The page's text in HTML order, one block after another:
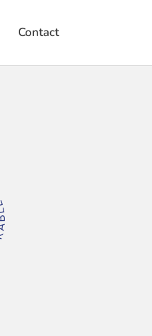
Contact